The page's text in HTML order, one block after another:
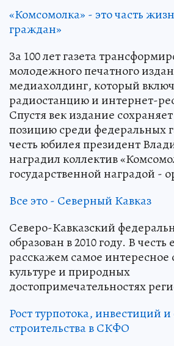
«Комсомолка» - это часть
граждан»
За 100 лет газета
молодежного печатного
медиахолдинг, который
радиостанцию и интернет-
Спустя век издание
позицию среди федеральных
честь юбилея президент
наградил коллектив
государственной наградой -
Все это - Северный Кавказ
Северо-Кавказский
образован в 2010 году. В честь
расскажем самое
культуре и природных
достопримечательностях
Рост турпотока, инвестиций
строительства в СКФО